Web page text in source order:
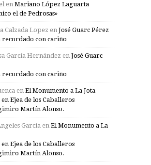
en Mariano López Laguarta
el de Pedrosas»
Calzada Lopez en José Guarc Pérez
recordado con cariño
García Hernández en José Guarc
recordado con cariño
en El Monumento a La Jota
Ejea de los Caballeros
Martín Alonso.
García en El Monumento a La
Ejea de los Caballeros
Martín Alonso.